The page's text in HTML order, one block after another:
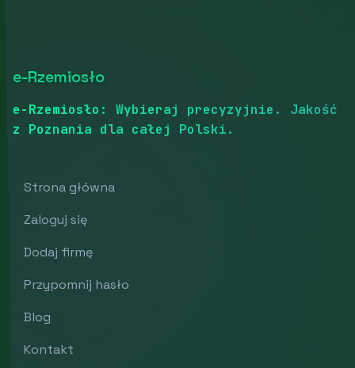
e-Rzemiosło
e-Rzemiosło: Wybieraj precyzyjnie. Jakość
z Poznania dla całej Polski.
Strona główna
Zaloguj się
Dodaj firmę
Przypomnij hasło
Blog
Kontakt